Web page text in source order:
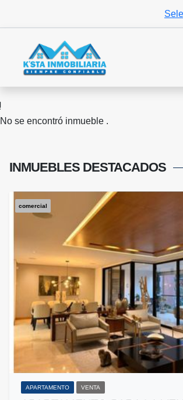
No se encontró inmueble .
INMUEBLES DESTACADOS
comercial
APARTAMENTO VENTA